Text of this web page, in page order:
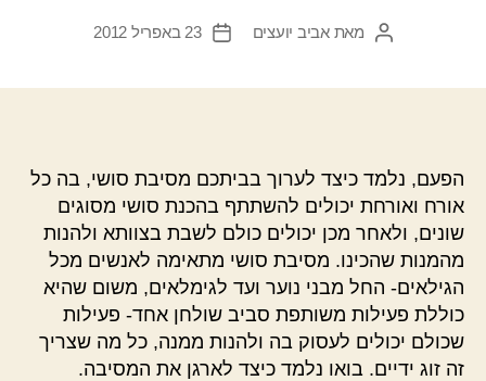
המחבר
מאתאביב יועצים
תאריך
23 באפריל 2012
הפעם, נלמד כיצד לערוך בביתכם מסיבת סושי, בה כל
אורח ואורחת יכולים להשתתף בהכנת סושי מסוגים
שונים, ולאחר מכן יכולים כולם לשבת בצוותא ולהנות
מהמנות שהכינו. מסיבת סושי מתאימה לאנשים מכל
הגילאים- החל מבני נוער ועד לגימלאים, משום שהיא
כוללת פעילות משותפת סביב שולחן אחד- פעילות
שכולם יכולים לעסוק בה ולהנות ממנה, כל מה שצריך
זה זוג ידיים. בואו נלמד כיצד לארגן את המסיבה.